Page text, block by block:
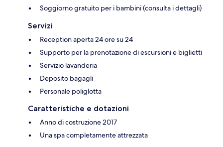
Soggiorno gratuito per i bambini (consulta i dettagli)
Servizi
Reception aperta 24 ore su 24
Supporto per la prenotazione di escursioni e biglietti
Servizio lavanderia
Deposito bagagli
Personale poliglotta
Caratteristiche e dotazioni
Anno di costruzione 2017
Una spa completamente attrezzata